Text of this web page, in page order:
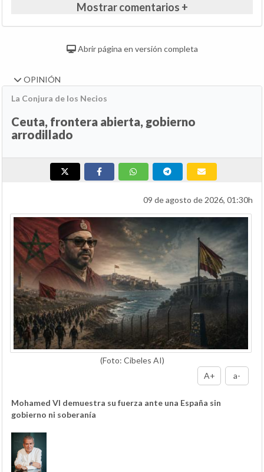
Mostrar comentarios +
Abrir página en versión completa
OPINIÓN
La Conjura de los Necios
Ceuta, frontera abierta, gobierno
arrodillado
09 de agosto de 2026, 01:30h
(Foto: Cibeles AI)
A+
a-
Mohamed VI demuestra su fuerza ante una España sin
gobierno ni soberanía